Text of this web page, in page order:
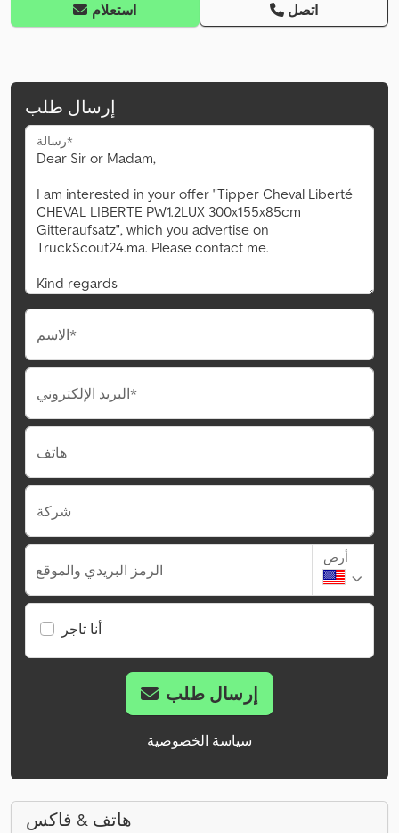
استعلام اتصل
إرسال طلب
رسالة*
الاسم*
البريد الإلكتروني*
هاتف
شركة
الرمز البريدي والموقع
أرض
أنا تاجر
إرسال طلب
سياسة الخصوصية
هاتف & فاكس